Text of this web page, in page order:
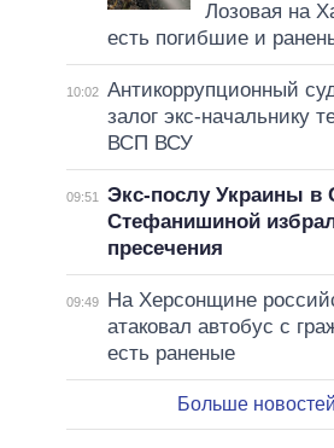
Лозовая на
есть погибшие и
10:02 Антикоррупционный
залог экс-начальнику
ВСП ВСУ
09:51
Экс-послу Украины
Стефанишиной
пресечения
09:49
На Херсонщине
атаковал автобус с
есть раненые
Больше новостей